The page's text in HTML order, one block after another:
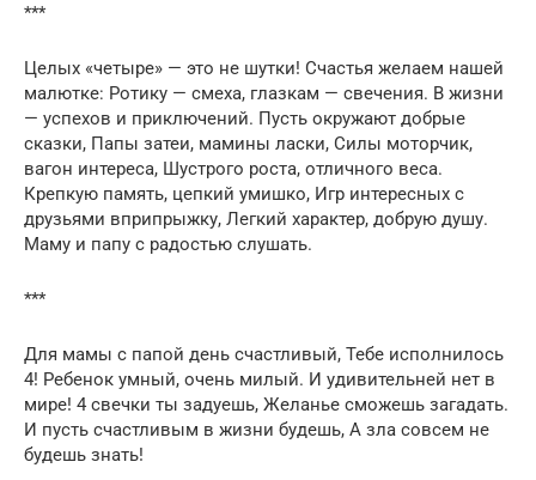
***
Целых «четыре» — это не шутки! Счастья желаем нашей
малютке: Ротику — смеха, глазкам — свечения. В жизни
— успехов и приключений. Пусть окружают добрые
сказки, Папы затеи, мамины ласки, Силы моторчик,
вагон интереса, Шустрого роста, отличного веса.
Крепкую память, цепкий умишко, Игр интересных с
друзьями вприпрыжку, Легкий характер, добрую душу.
Маму и папу с радостью слушать.
***
Для мамы с папой день счастливый, Тебе исполнилось
4! Ребенок умный, очень милый. И удивительней нет в
мире! 4 свечки ты задуешь, Желанье сможешь загадать.
И пусть счастливым в жизни будешь, А зла совсем не
будешь знать!